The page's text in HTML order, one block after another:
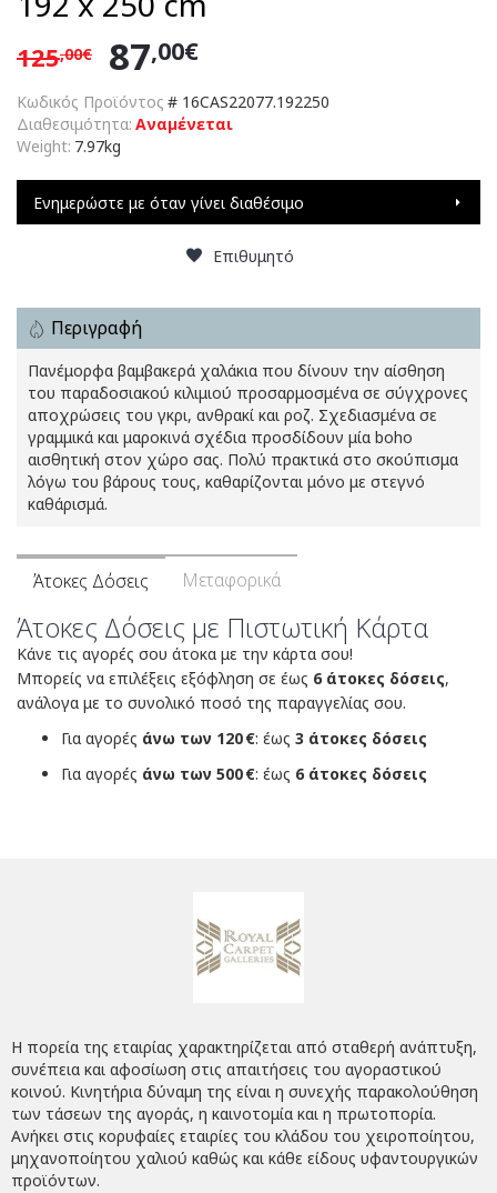
Κωδικός Προϊόντος # 16CAS22077.192250
Διαθεσιμότητα: Αναμένεται
Weight: 7.97kg
87,00€
125,00€
Ενημερώστε με όταν γίνει διαθέσιμο
Επιθυμητό
Περιγραφή
Πανέμορφα βαμβακερά χαλάκια που δίνουν την αίσθηση
του παραδοσιακού κιλιμιού προσαρμοσμένα σε σύγχρονες
αποχρώσεις του γκρι, ανθρακί και ροζ. Σχεδιασμένα σε
γραμμικά και μαροκινά σχέδια προσδίδουν μία boho
αισθητική στον χώρο σας. Πολύ πρακτικά στο σκούπισμα
λόγω του βάρους τους, καθαρίζονται μόνο με στεγνό
καθάρισμά.
Άτοκες Δόσεις Μεταφορικά
Άτοκες Δόσεις με Πιστωτική Κάρτα
Κάνε τις αγορές σου άτοκα με την κάρτα σου!
Μπορείς να επιλέξεις εξόφληση σε έως 6 άτοκες δόσεις,
ανάλογα με το συνολικό ποσό της παραγγελίας σου.
Για αγορές άνω των 120 €: έως 3 άτοκες δόσεις
Για αγορές άνω των 500 €: έως 6 άτοκες δόσεις
Η πορεία της εταιρίας χαρακτηρίζεται από σταθερή ανάπτυξη,
συνέπεια και αφοσίωση στις απαιτήσεις του αγοραστικού
κοινού. Κινητήρια δύναμη της είναι η συνεχής παρακολούθηση
των τάσεων της αγοράς, η καινοτομία και η πρωτοπορία.
Ανήκει στις κορυφαίες εταιρίες του κλάδου του χειροποίητου,
μηχανοποίητου χαλιού καθώς και κάθε είδους υφαντουργικών
προϊόντων.